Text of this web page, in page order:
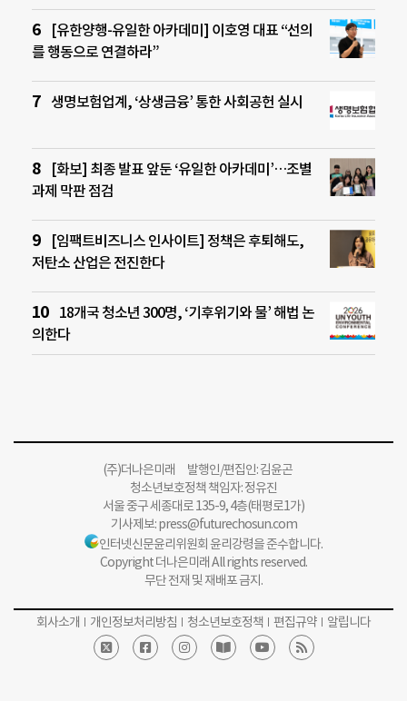
[유한양행-유일한 아카데미] 이호영 대표 “선의
를 행동으로 연결하라”
생명보험업계, ‘상생금융’ 통한 사회공헌 실시
[화보] 최종 발표 앞둔 ‘유일한 아카데미’…조별
과제 막판 점검
[임팩트비즈니스 인사이트] 정책은 후퇴해도,
저탄소 산업은 전진한다
18개국 청소년 300명, ‘기후위기와 물’ 해법 논
의한다
(주)더나은미래 발행인/편집인: 김윤곤
청소년보호정책 책임자: 정유진
서울 중구 세종대로 135-9, 4층(태평로1가)
기사제보:press@futurechosun.com
인터넷신문윤리위원회 윤리강령을 준수합니다.
Copyright 더나은미래 All rights reserved.
무단 전재 및 재배포 금지.
회사소개 개인정보처리방침 청소년보호정책 편집규약 알립니다